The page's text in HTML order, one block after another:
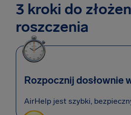
3 kroki do
roszczenia
Rozpocznij dosłownie
AirHelp jest szybki,